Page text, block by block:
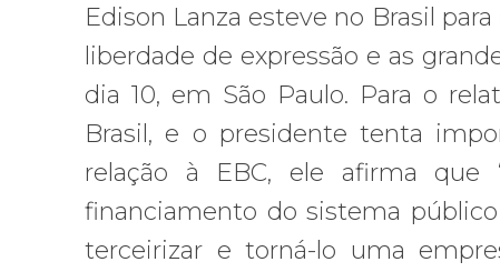
Edison Lanza esteve no Brasil
liberdade de expressão e as
dia 10, em São Paulo. Para o
Brasil, e o presidente tenta
relação à EBC, ele afirma que
financiamento do sistema
terceirizar e torná-lo uma